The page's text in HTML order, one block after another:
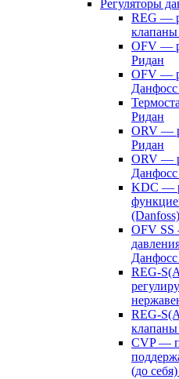
Регуляторы
REG —
OFV —
Ридан
OFV —
Ридан
ORV —
Ридан
ORV —
KDC —
(Danfoss)
OFV SS
REG-
REG-
CVP —
(до